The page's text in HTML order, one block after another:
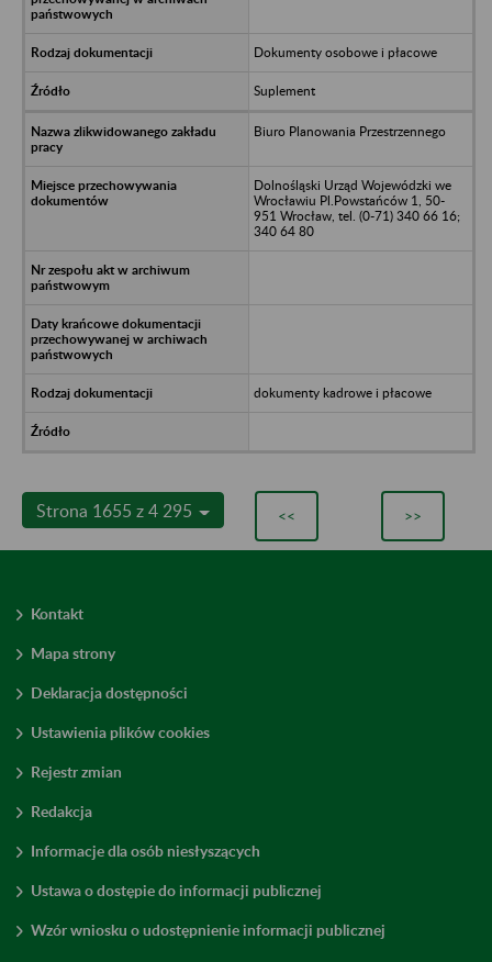
Dokumenty osobowe i płacowe
Suplement
Biuro Planowania Przestrzennego
Dolnośląski Urząd Wojewódzki we
Wrocławiu Pl.Powstańców 1, 50-
951 Wrocław, tel. (0-71) 340 66 16;
340 64 80
dokumenty kadrowe i płacowe
Strona 1655 z 4 295 << >>
Kontakt
Mapa strony
Deklaracja dostępności
Ustawienia plików cookies
Rejestr zmian
Redakcja
Informacje dla osób niesłyszących
Ustawa o dostępie do informacji publicznej
Wzór wniosku o udostępnienie informacji publicznej